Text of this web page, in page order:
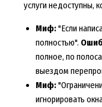
услуги недоступны,
Миф:"Если
полностью".
полное, по
выездом
Миф:
игнорировать